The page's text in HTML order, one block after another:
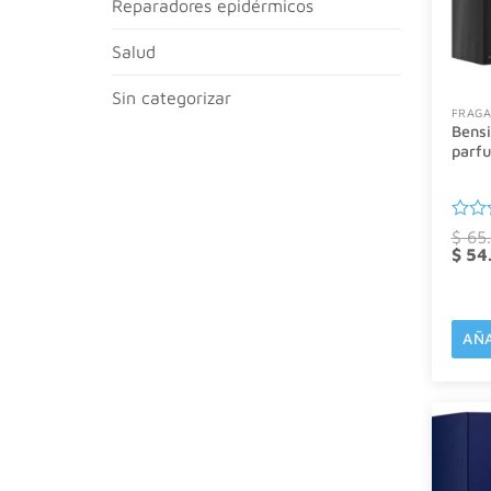
reparadores epidérmicos
salud
sin categorizar
con
0
$
El
precio
$